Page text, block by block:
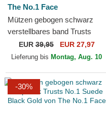
The No.1 Face
Mützen gebogen schwarz
verstellbares band Trusts
No.1 Distressed Black Gold
von The No.1 Face
EUR39,95 EUR 27,97
Lieferung bis Montag, Aug. 10
-30%